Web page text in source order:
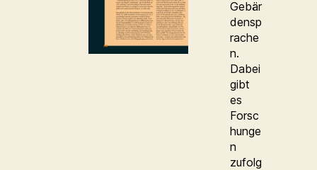
Gebär
densp
rache
n.
Dabei
gibt
es
Forsc
hunge
n
zufolg